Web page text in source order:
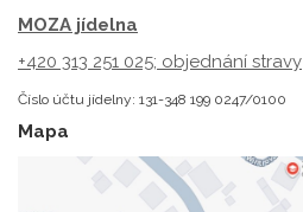
MOZA jídelna
+420 313 251 025; objednání stravy
Číslo účtu jídelny: 131-348 199 0247/0100
Mapa